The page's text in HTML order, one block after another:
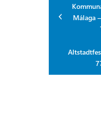
Málaga